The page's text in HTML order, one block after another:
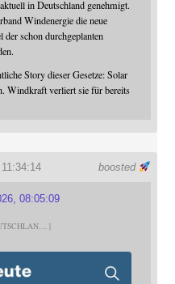
in Deutschland genehmigt.
Windenergie die neue
schon durchgeplanten
Story dieser Gesetze: Solar
Windkraft verliert sie für bereits
boosted
08:05:09